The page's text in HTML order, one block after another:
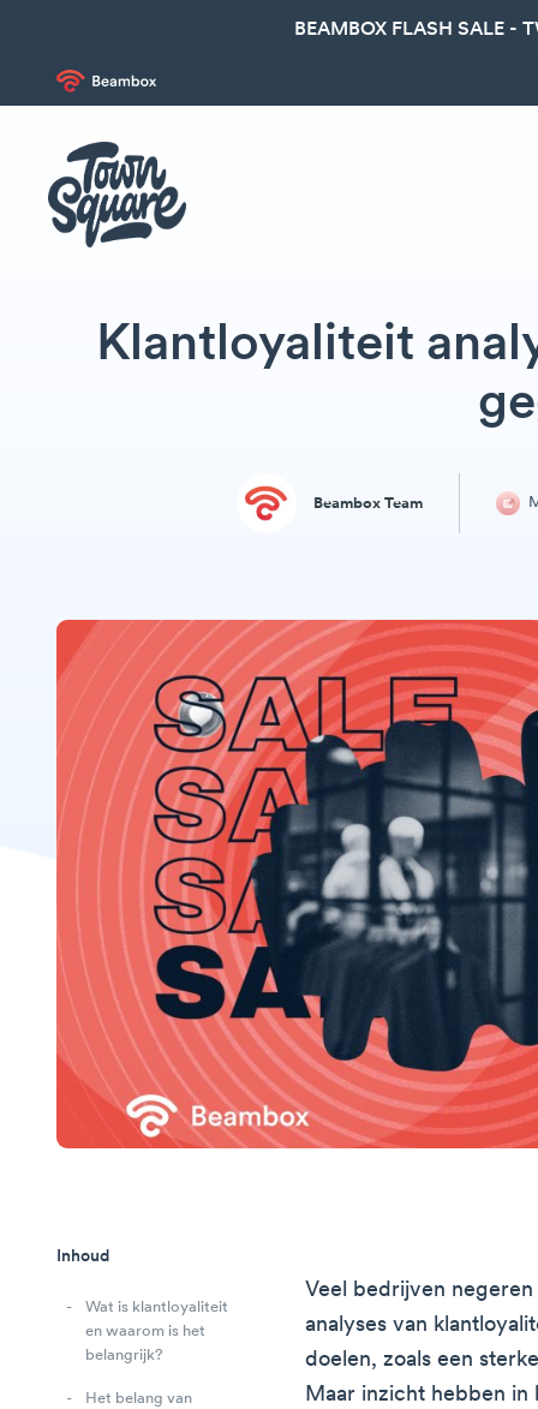
BEAMBOX FLASH SALE -
Klantloyaliteit
Beambox Team
Inhoud
Wat is klantloyaliteit
en waarom is het
belangrijk?
Het belang van
Veel bedrijven
analyses van
doelen, zoals een
Maar inzicht hebben in